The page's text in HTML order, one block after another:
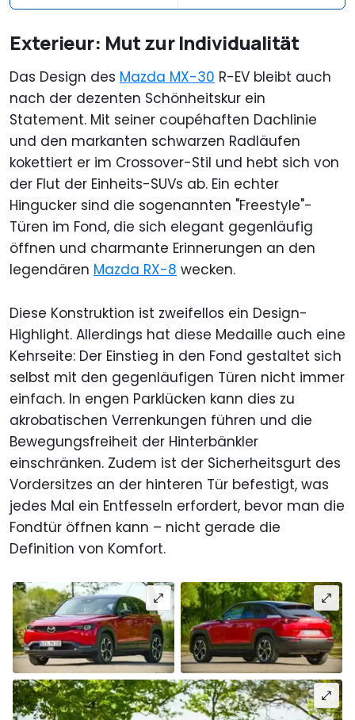
Exterieur: Mut zur Individualität
Das Design des Mazda MX-30 R-EV bleibt auch
nach der dezenten Schönheitskur ein
Statement. Mit seiner coupéhaften Dachlinie
und den markanten schwarzen Radläufen
kokettiert er im Crossover-Stil und hebt sich von
der Flut der Einheits-SUVs ab. Ein echter
Hingucker sind die sogenannten "Freestyle"-
Türen im Fond, die sich elegant gegenläufig
öffnen und charmante Erinnerungen an den
legendären Mazda RX-8 wecken.
Diese Konstruktion ist zweifellos ein Design-
Highlight. Allerdings hat diese Medaille auch eine
Kehrseite: Der Einstieg in den Fond gestaltet sich
selbst mit den gegenläufigen Türen nicht immer
einfach. In engen Parklücken kann dies zu
akrobatischen Verrenkungen führen und die
Bewegungsfreiheit der Hinterbänkler
einschränken. Zudem ist der Sicherheitsgurt des
Vordersitzes an der hinteren Tür befestigt, was
jedes Mal ein Entfesseln erfordert, bevor man die
Fondtür öffnen kann – nicht gerade die
Definition von Komfort.